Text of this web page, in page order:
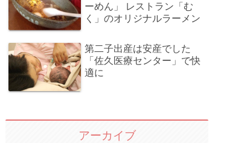
ーめん」 レストラン「む
く」のオリジナルラーメン
第二子出産は安産でした
「佐久医療センター」で快
適に
アーカイブ